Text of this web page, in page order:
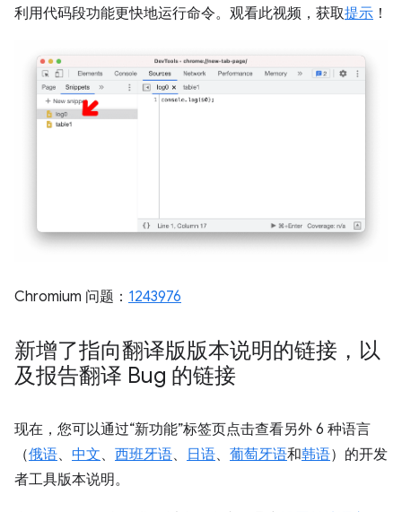
利用代码段功能更快地运行命令。观看此视频，获取提示 ！
Chromium 问题： 1243976
新增了指向翻译版版本说明的链接，以
及报告翻译 Bug 的链接
现在，您可以通过“新功能”标签页点击查看另外 6 种语言
（俄语、 中文、 西班牙语、 日语、 葡萄牙语和韩语）的开发
者工具版本说明。